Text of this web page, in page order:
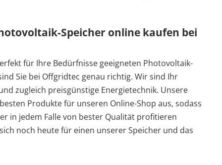
Speicher online kaufen bei
für Ihre Bedürfnisse geeigneten Photovoltaik-
Sie bei Offgridtec genau richtig. Wir sind Ihr
zugleich preisgünstige Energietechnik. Unsere
Produkte für unseren Online-Shop aus, sodass
in jedem Falle von bester Qualität profitieren
noch heute für einen unserer Speicher und das